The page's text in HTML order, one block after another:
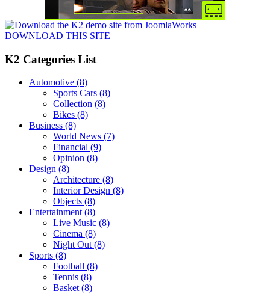
DOWNLOAD THIS SITE
K2 Categories List
Automotive (8)
Sports Cars (8)
Collection (8)
Bikes (8)
Business (8)
World News (7)
Financial (9)
Opinion (8)
Design (8)
Architecture (8)
Interior Design (8)
Objects (8)
Entertainment (8)
Live Music (8)
Cinema (8)
Night Out (8)
Sports (8)
Football (8)
Tennis (8)
Basket (8)